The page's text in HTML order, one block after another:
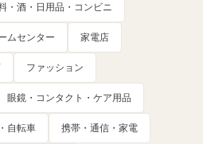
・酒・日用品・コンビニ
ムセンター 家電店
ファッション
眼鏡・コンタクト・ケア用品
自転車 携帯・通信・家電